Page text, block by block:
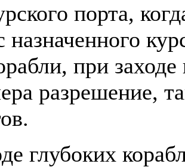
порта,
назначенного
при
разрешение,
глубоких